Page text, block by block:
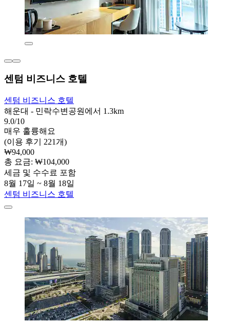
센텀 비즈니스 호텔
센텀 비즈니스 호텔
해운대 - 민락수변공원에서 1.3km
9.0/10
매우 훌륭해요
(이용 후기 221개)
₩94,000
총 요금: ₩104,000
세금 및 수수료 포함
8월 17일 ~ 8월 18일
센텀 비즈니스 호텔